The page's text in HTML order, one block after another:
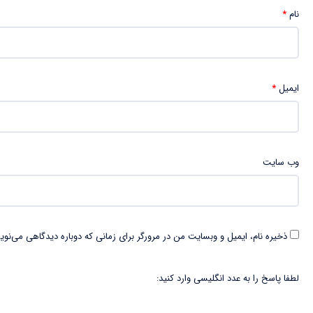
نام*
ایمیل*
وب‌ سایت
ذخیره نام، ایمیل و وبسایت من در مرورگر برای زمانی که دوباره دیدگاهی
لطفا پاسخ را به عدد انگلیسی وارد کنید: